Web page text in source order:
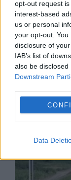
opt-out request
interest-based
us or personal
your opt-out.
disclosure of
IAB’s list of
also be
Downstream
Data
PSD cere
de
menținerea